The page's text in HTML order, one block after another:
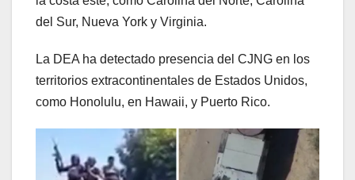
del Sur, Nueva York y Virginia.
La DEA ha detectado presencia del CJNG en los
territorios extracontinentales de Estados Unidos,
como Honolulu, en Hawaii, y Puerto Rico.